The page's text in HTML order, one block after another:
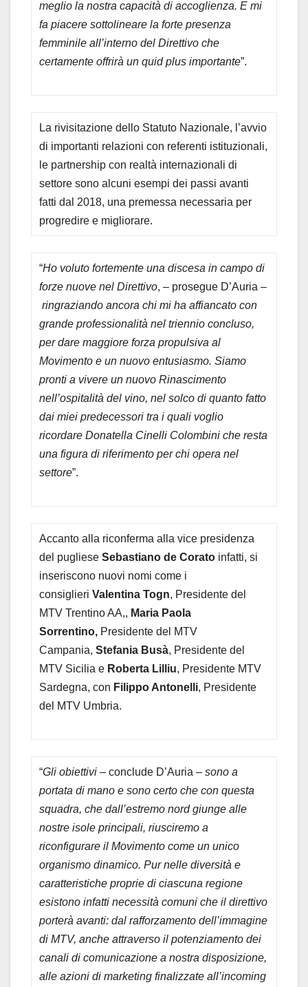
meglio la nostra capacità di accoglienza. E mi
fa piacere sottolineare la forte presenza
femminile all’interno del Direttivo che
certamente offrirà un quid plus importante”.
La rivisitazione dello Statuto Nazionale, l’avvio
di importanti relazioni con referenti istituzionali,
le partnership con realtà internazionali di
settore sono alcuni esempi dei passi avanti
fatti dal 2018, una premessa necessaria per
progredire e migliorare.
“Ho voluto fortemente una discesa in campo di
forze nuove nel Direttivo, – prosegue D’Auria –
ringraziando ancora chi mi ha affiancato con
grande professionalità nel triennio concluso,
per dare maggiore forza propulsiva al
Movimento e un nuovo entusiasmo. Siamo
pronti a vivere un nuovo Rinascimento
nell’ospitalità del vino, nel solco di quanto fatto
dai miei predecessori tra i quali voglio
ricordare Donatella Cinelli Colombini che resta
una figura di riferimento per chi opera nel
settore”.
Accanto alla riconferma alla vice presidenza
del puglieseSebastiano de Corato infatti, si
inseriscono nuovi nomi come i
consiglieriValentina Togn, Presidente del
MTV Trentino AA,, Maria Paola
Sorrentino, Presidente del MTV
Campania, Stefania Busà, Presidente del
MTV Sicilia e Roberta Lilliu, Presidente MTV
Sardegna, con Filippo Antonelli, Presidente
del MTV Umbria.
“Gli obiettivi – conclude D’Auria – sono a
portata di mano e sono certo che con questa
squadra, che dall’estremo nord giunge alle
nostre isole principali, riusciremo a
riconfigurare il Movimento come un unico
organismo dinamico. Pur nelle diversità e
caratteristiche proprie di ciascuna regione
esistono infatti necessità comuni che il direttivo
porterà avanti: dal rafforzamento dell’immagine
di MTV, anche attraverso il potenziamento dei
canali di comunicazione a nostra disposizione,
alle azioni di marketing finalizzate all’incoming